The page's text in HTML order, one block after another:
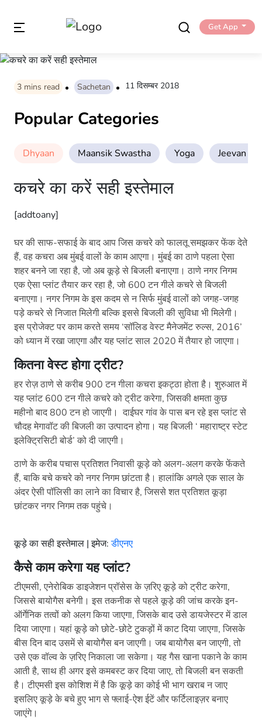
Get App
3 mins read Sachetan 11 दिसम्बर 2018
Popular Categories
Dhyaan Maansik Swastha Yoga Jeevan
कचरे का करें सही इस्तेमाल
[addtoany]
घर की साफ-सफाई के बाद आप जिस कचरे को फालतू समझकर फेंक देते
हैं, वह कचरा अब मुंबई वालों के काम आएगा। मुंबई का ठाणे पहला ऐसा
शहर बनने जा रहा है, जो अब कूड़े से बिजली बनाएगा। ठाणे नगर निगम
एक ऐसा प्लांट तैयार कर रहा है, जो 600 टन गीले कचरे से बिजली
बनाएगा। नगर निगम के इस कदम से न सिर्फ मुंबई वालों को जगह-जगह
पड़े कचरे से निजात मिलेगी बल्कि इससे बिजली की सुविधा भी मिलेगी।
इस प्रोजेक्ट पर काम करते समय ‘सॉलिड वेस्ट मैनेजमेंट रुल्स, 2016’
को ध्यान में रखा जाएगा और यह प्लांट साल 2020 में तैयार हो जाएगा।
कितना वेस्ट होगाट्रीट?
हर रोज़ ठाणे से करीब 900 टन गीला कचरा इकट्ठा होता है। शुरुआत में
यह प्लांट 600 टन गीले कचरे को ट्रीट करेगा, जिसकी क्षमता कुछ
महीनो बाद 800 टन हो जाएगी। दाईघर गांव के पास बन रहे इस प्लांट से
चौदह मेगावॉट की बिजली का उत्पादन होगा। यह बिजली ‘ महाराष्ट्र स्टेट
इलेक्ट्रिसिटी बोर्ड’ को दी जाएगी।
ठाणे के करीब पचास प्रतिशत निवासी कूड़े को अलग-अलग करके फेंकते
हैं, बाकि बचे कचरे को नगर निगम छांटता है। हालांकि अगले एक साल के
अंदर ऐसी पॉलिसी का लाने का विचार है, जिससे शत प्रतिशत कूड़ा
छांटकर नगर निगम तक पहुंचे।
कूड़े का सही इस्तेमाल | इमेज:डीएनए
कैसे काम करेगा यह प्लांट?
टीएमसी, एनेरोबिक डाइजेशन प्रॉसेस के ज़रिए कूड़े को ट्रीट करेगा,
जिससे बायोगैस बनेगी। इस तकनीक से पहले कूड़े की जांच करके इन-
ऑर्गेनिक तत्वों को अलग किया जाएगा, जिसके बाद उसे डायजेस्टर में डाल
दिया जाएगा। यहां कूड़े को छोटे-छोटे टुकड़ों में काट दिया जाएगा, जिसके
बीस दिन बाद उसमें से बायोगैस बन जाएगी। जब बायोगैस बन जाएगी, तो
उसे एक वॉल्व के ज़रिए निकाला जा सकेगा। यह गैस खाना पकाने के काम
आती है, साथ ही अगर इसे कमबस्ट कर दिया जाए, तो बिजली बन सकती
है। टीएमसी इस कोशिश में है कि कूड़े का कोई भी भाग खराब न जाए
इसलिए कूड़े के बचे हुए भाग से फ्लाई-ऐश ईटें और फर्टिलाइज़र बनाए
जाएंगे।